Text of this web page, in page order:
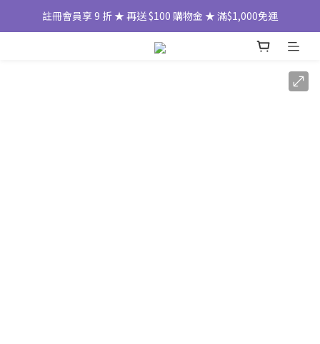
註冊會員享 9 折 ★ 再送 $100 購物金 ★ 滿$1,000免運